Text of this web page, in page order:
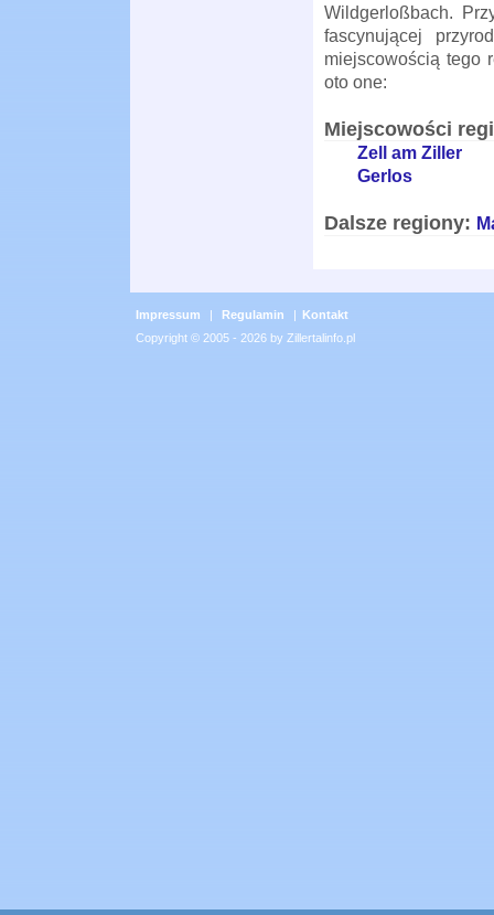
Wildgerloßbach.
fascynującej
miejscowością tego
oto one:
Miejscowości
Zell am Ziller
Gerlos
Dalsze regiony:
Impressum | Regulamin | Kontakt
Copyright © 2005 - 2026 by Zillertalinfo.pl